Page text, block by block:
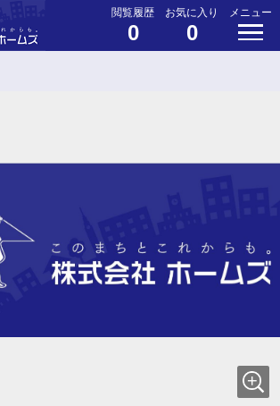
閲覧履歴
0
お気に入り
0
メニュー